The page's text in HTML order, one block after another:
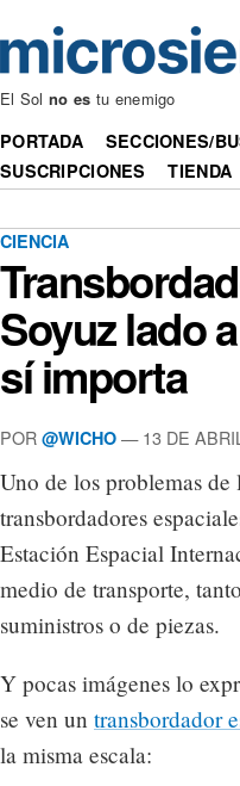
El Solno es tu enemigo
PORTADA SECCIONES/
SUSCRIPCIONES
TIENDA
CIENCIA
Soyuz lado
sí importa
POR @WICHO — 13 DE
Uno de los problemas
transbordadores
Estación Espacial
medio de transporte,
suministros o de piezas.
Y pocas imágenes lo
se ven un transbordador
la misma escala: